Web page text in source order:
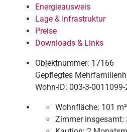
Energieausweis
Lage & Infrastruktur
Preise
Downloads & Links
Objektnummer: 17166
Gepflegtes
Wohn-ID: 003-3-0011099-
Wohnfläche: 101 m²
Zimmer insgesamt: